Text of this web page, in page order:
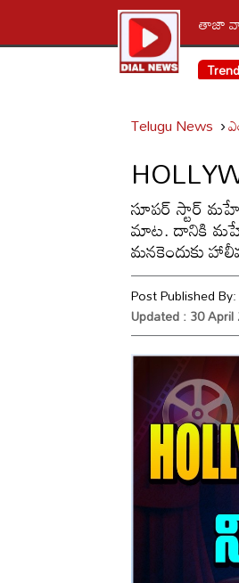
తాజా
Telugu News
సూపర్ స్టార్
మాట. దానికి
మనకెందుకు
Post Published By:
Updated : 30